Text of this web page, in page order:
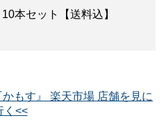
本セット【送料込】
もす』 楽天市場 店舗を見に
く<<